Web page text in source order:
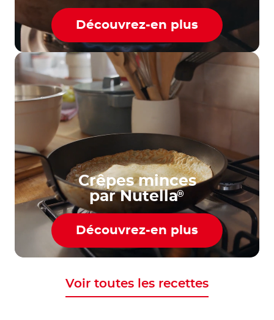
Découvrez-en plus
Crêpes minces
par Nutella®
Découvrez-en plus
Voir toutes les recettes